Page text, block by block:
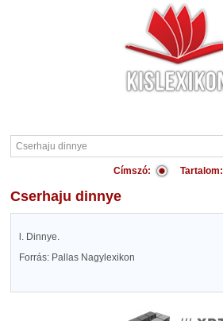
Címszó: Tartalom:
Cserhaju dinnye
l. Dinnye.
Forrás: Pallas Nagylexikon